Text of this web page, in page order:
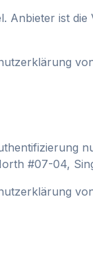
Anbieter ist die
#07-04,